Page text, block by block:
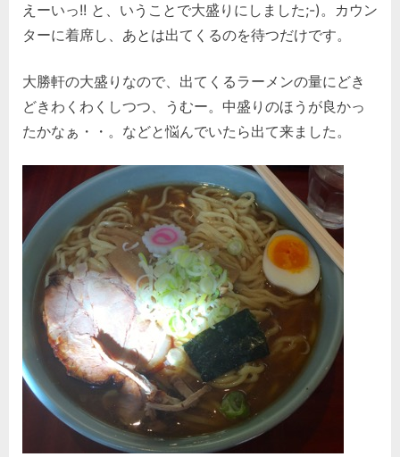
えーいっ!! と、いうことで大盛りにしました;-)。カウン
ターに着席し、あとは出てくるのを待つだけです。
大勝軒の大盛りなので、出てくるラーメンの量にどき
どきわくわくしつつ、うむー。中盛りのほうが良かっ
たかなぁ・・。などと悩んでいたら出て来ました。